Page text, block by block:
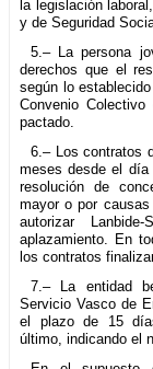
la legislación
y de Seguridad
5.– La persona
derechos que el
según lo
Convenio
pactado.
6.– Los contratos
meses desde el
resolución de
mayor o por
autorizar
aplazamiento. En
los contratos
7.– La entidad
Servicio Vasco de
el plazo de 15
último, indicando el